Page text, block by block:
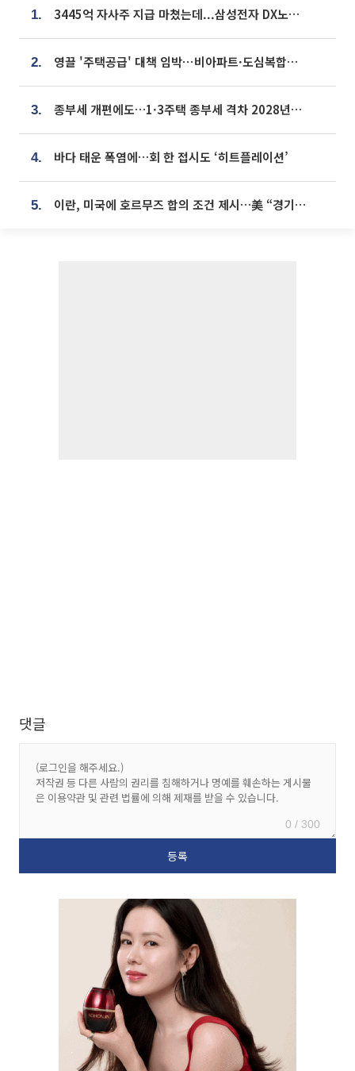
1. 3445억 자사주 지급 마쳤는데...삼성전자 DX노조, 뒤늦은 '떼쓰기 집회'
2. 영끌 '주택공급' 대책 임박⋯비아파트·도심복합까지 총동원
3. 종부세 개편에도…1·3주택 종부세 격차 2028년부터 확대
4. 바다 태운 폭염에…회 한 접시도 ‘히트플레이션’
5. 이란, 미국에 호르무즈 합의 조건 제시…美 “경기 아직 안 끝나” [종합]
댓글
0 / 300